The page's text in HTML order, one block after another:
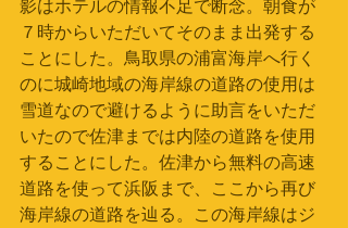
影はホテルの情報不足で断念。朝食が
７時からいただいてそのまま出発する
ことにした。鳥取県の浦富海岸へ行く
のに城崎地域の海岸線の道路の使用は
雪道なので避けるように助言をいただ
いたので佐津までは内陸の道路を使用
することにした。佐津から無料の高速
道路を使って浜阪まで、ここから再び
海岸線の道路を辿る。この海岸線はジ